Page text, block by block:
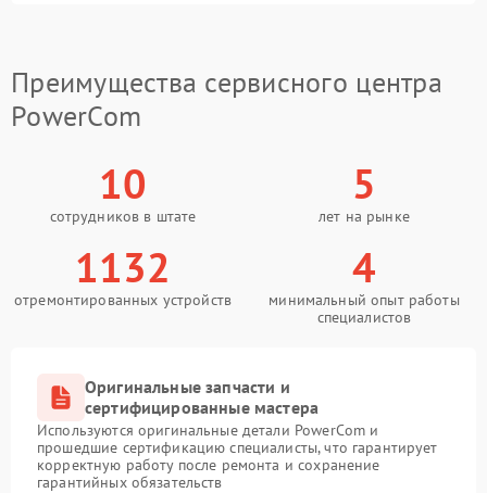
Преимущества сервисного центра
PowerCom
10
сотрудников в штате
5
лет на рынке
1132
отремонтированных устройств
4
минимальный опыт работы
специалистов
Оригинальные запчасти и
сертифицированные мастера
Используются оригинальные детали PowerCom и
прошедшие сертификацию специалисты, что гарантирует
корректную работу после ремонта и сохранение
гарантийных обязательств